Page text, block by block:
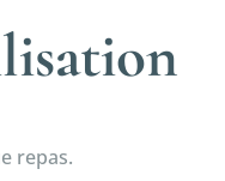
repas.